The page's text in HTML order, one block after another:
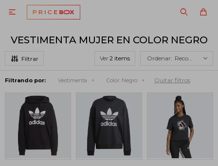

VESTIMENTA MUJER EN COLOR NEGRO
Ver Recomendados
Filtrando por: Vestimenta Color: Negro Quitar filtros